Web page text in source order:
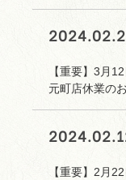
【重要】3月
元町店休業の
【重要】2月